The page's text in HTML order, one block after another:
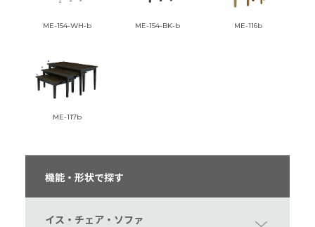
機能・形状で探す
イス・チェア・ソファ
ME-154-WH-b ME-154-BK-b ME-116b
ME-117b